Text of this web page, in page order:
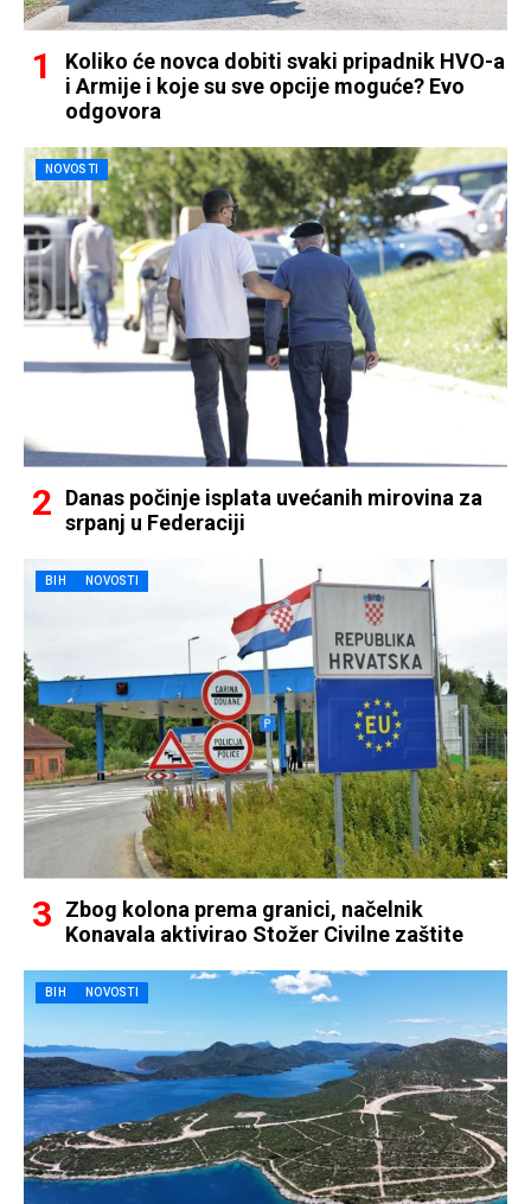
Koliko će novca dobiti svaki pripadnik HVO-a
i Armije i koje su sve opcije moguće? Evo
odgovora
NOVOSTI
Danas počinje isplata uvećanih mirovina za
srpanj u Federaciji
BIH NOVOSTI
Zbog kolona prema granici, načelnik
Konavala aktivirao Stožer Civilne zaštite
BIH NOVOSTI